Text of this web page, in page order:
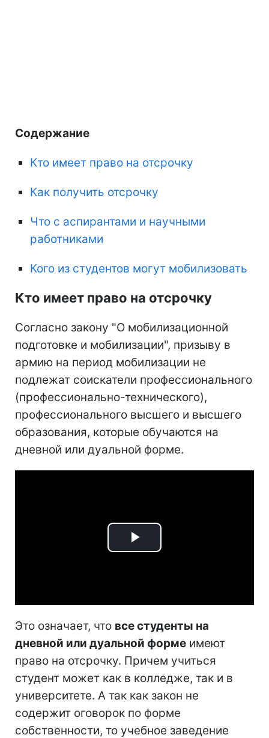
Содержание
Кто имеет право на отсрочку
Как получить отсрочку
Что с аспирантами и научными
работниками
Кого из студентов могут мобилизовать
Кто имеет право на отсрочку
Согласно закону "О мобилизационной
подготовке и мобилизации", призыву в
армию на период мобилизации не
подлежат соискатели профессионального
(профессионально-технического),
профессионального высшего и высшего
образования, которые обучаются на
дневной или дуальной форме.
Play
Это означает, что все студенты на
дневной или дуальной форме имеют
право на отсрочку. Причем учиться
студент может как в колледже, так и в
университете. А так как закон не
содержит оговорок по форме
собственности, то учебное заведение